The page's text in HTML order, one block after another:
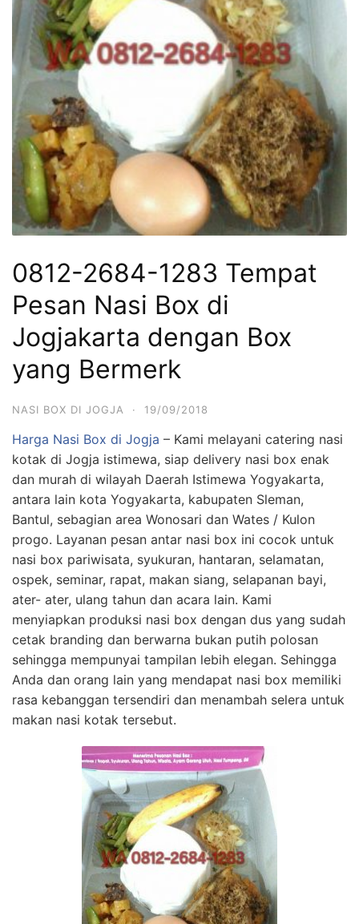
0812-2684-1283 Tempat
Pesan Nasi Box di
Jogjakarta dengan Box
yang Bermerk
NASI BOX DI JOGJA · 19/09/2018
Harga Nasi Box di Jogja – Kami melayani catering nasi
kotak di Jogja istimewa, siap delivery nasi box enak
dan murah di wilayah Daerah Istimewa Yogyakarta,
antara lain kota Yogyakarta, kabupaten Sleman,
Bantul, sebagian area Wonosari dan Wates / Kulon
progo. Layanan pesan antar nasi box ini cocok untuk
nasi box pariwisata, syukuran, hantaran, selamatan,
ospek, seminar, rapat, makan siang, selapanan bayi,
ater- ater, ulang tahun dan acara lain. Kami
menyiapkan produksi nasi box dengan dus yang sudah
cetak branding dan berwarna bukan putih polosan
sehingga mempunyai tampilan lebih elegan. Sehingga
Anda dan orang lain yang mendapat nasi box memiliki
rasa kebanggan tersendiri dan menambah selera untuk
makan nasi kotak tersebut.